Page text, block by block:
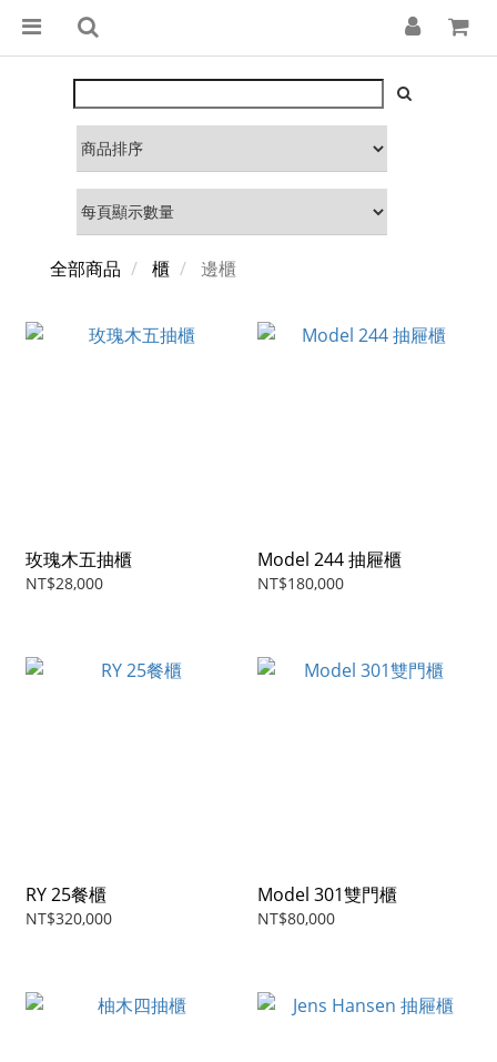
全部商品 櫃 邊櫃
玫瑰木五抽櫃
NT$28,000
Model 244 抽屜櫃
NT$180,000
RY 25餐櫃
NT$320,000
Model 301雙門櫃
NT$80,000